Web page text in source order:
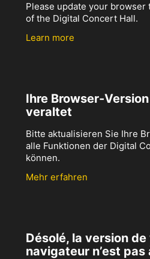
Please update your browser
of the Digital Concert Hall.
Learn more
Ihre Browser-
veraltet
Bitte aktualisieren Sie Ihre
alle Funktionen der Digital
können.
Mehr erfahren
Désolé, la version
navigateur n’est pas